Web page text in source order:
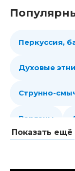
Перкуссия,
Духовые
Струнно-
Варганы
Гитары
Показать ещё